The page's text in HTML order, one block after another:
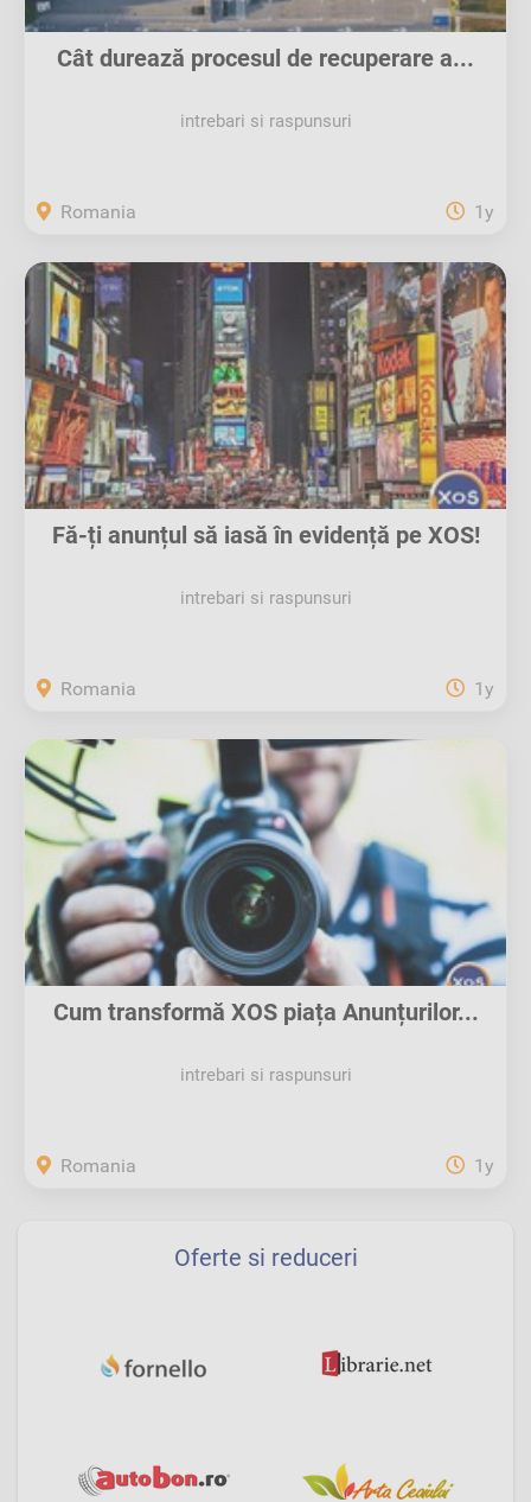
Cât durează procesul de recuperare a...
intrebari si raspunsuri
Romania 1y
Fă-ți anunțul să iasă în evidență pe XOS!
intrebari si raspunsuri
Romania 1y
Cum transformă XOS piața Anunțurilor...
intrebari si raspunsuri
Romania 1y
Oferte si reduceri